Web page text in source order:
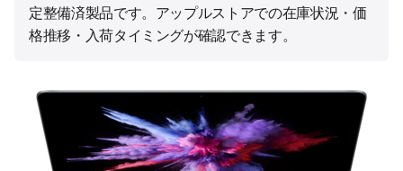
定整備済製品です。アップルストアでの在庫状況・価
格推移・入荷タイミングが確認できます。